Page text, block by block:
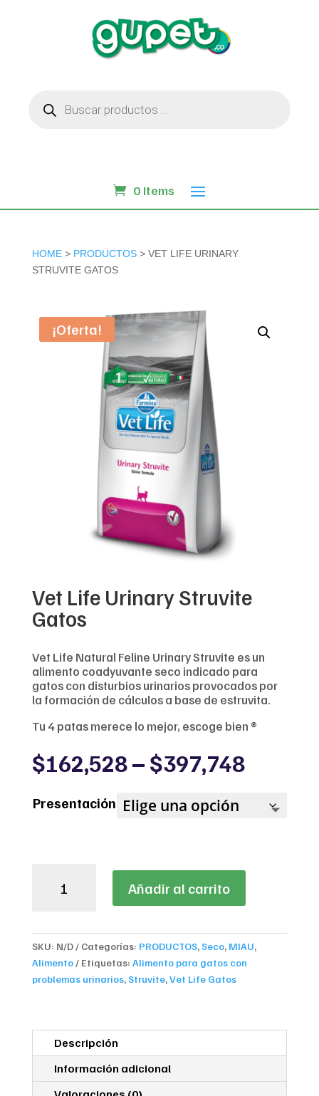
productos
0 Items
HOME> PRODUCTOS> VET LIFE URINARY
STRUVITE GATOS
¡Oferta!
Vet Life Urinary Struvite
Gatos
Vet Life Natural Feline Urinary Struvite es un
alimento coadyuvante seco indicado para
gatos con disturbios urinarios provocados por
la formación de cálculos a base de estruvita.
Tu 4 patas merece lo mejor, escoge bien ®
$162,528– $397,748Price
range:
Presentación
Gatos
cantidad
Añadir al carrito
SKU: N/D Categorías: PRODUCTOS,Seco, MIAU,
Alimento
Etiquetas: Alimento para gatos con
problemas urinarios,Struvite,Vet Life Gatos
Descripción
Información adicional